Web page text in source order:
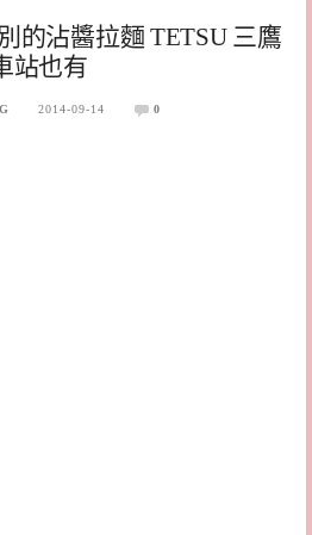
的沾醬拉麵 TETSU 三鷹
站也有
2014-09-14 0